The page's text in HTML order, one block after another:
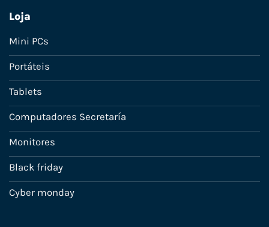
Loja
Mini PCs
Portáteis
Tablets
Computadores Secretaría
Monitores
Black friday
Cyber monday